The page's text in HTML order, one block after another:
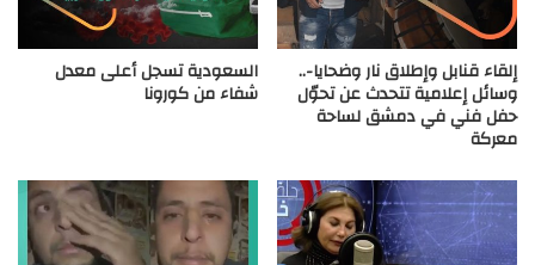
إلقاء قنابل وإطلاق نار وضحايا-..
وسائل إعلامية تتحدث عن تحوّل
حفل فني في دمشق لساحة
معركة
السعودية تسجل أعلى معدل
شفاء من كورونا